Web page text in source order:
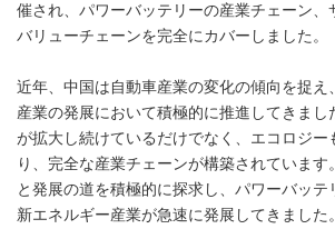
催され、パワーバッテリーの産業チェーン、
バリューチェーンを完全にカバーしました。
近年、中国は自動車産業の変化の傾向を捉え
産業の発展において積極的に推進してきまし
が拡大し続けているだけでなく、エコロジー
り、完全な産業チェーンが構築されていま
と発展の道を積極的に探求し、パワーバッテ
新エネルギー産業が急速に発展してきました